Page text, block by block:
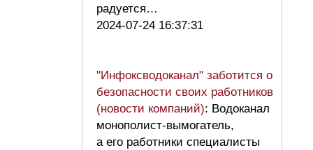
радуется…
2024-07-24 16:37:31
"Инфоксводоканал" заботится о
безопасности своих работников
(новости компаний): Водоканал
монополист-вымогатель,
а его работники специалисты